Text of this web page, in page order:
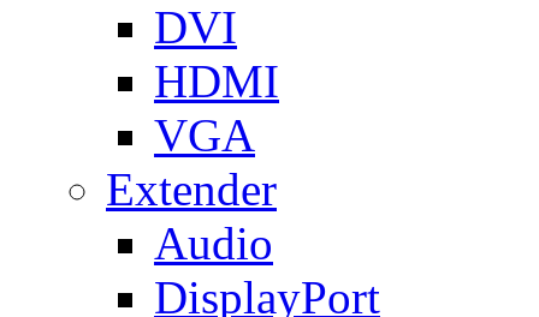
DVI
HDMI
VGA
Extender
Audio
DisplayPort